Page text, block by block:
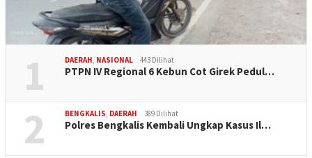
1 DAERAH NASIONAL 443 Dilihat
PTPN IV Regional 6 Kebun Cot Girek Pedul…
2 BENGKALIS DAERAH 389 Dilihat
Polres Bengkalis Kembali Ungkap Kasus Il…